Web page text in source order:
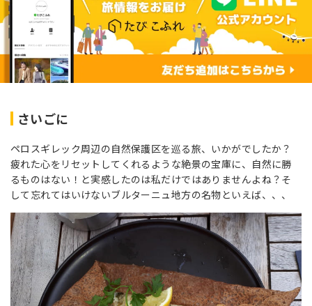
さいごに
ペロスギレック周辺の自然保護区を巡る旅、いかがでしたか？
疲れた心をリセットしてくれるような絶景の宝庫に、自然に勝
るものはない！と実感したのは私だけではありませんよね？そ
して忘れてはいけないブルターニュ地方の名物といえば、、、